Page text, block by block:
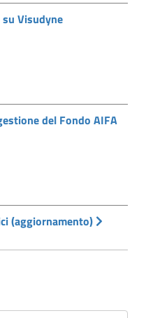
Visudyne
del Fondo AIFA
(aggiornamento)